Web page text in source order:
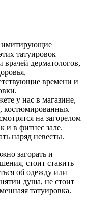
имитирующие
татуировок
врачей дерматологов,
времени и
у нас в магазине,
костюмированных
на загорелом
и в фитнес зале.
наряд невесты.
загорать и
стоит ставить
об одежду или
душа, не стоит
татуировка.